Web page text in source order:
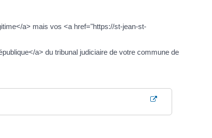
a> mais vos <a href="https://st-jean-st-
a> du tribunal judiciaire de votre commune de